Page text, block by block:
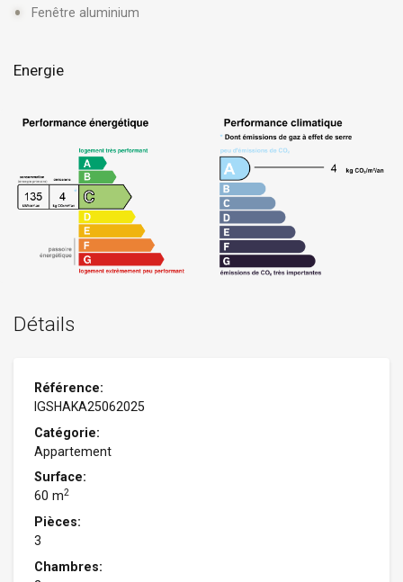
Détails
Référence:
IGSHAKA25062025
Catégorie:
Appartement
Surface:
60 m2
Pièces:
3
Chambres:
Fenêtre aluminium
Energie